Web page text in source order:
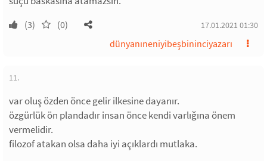
(3) (0) 17.01.2021 01:30
dünyanıneniyibeşbininciyazarı
11.
var oluş özden önce gelir ilkesine dayanır.
özgürlük ön plandadır insan önce kendi varlığına önem
vermelidir.
filozof atakan olsa daha iyi açıklardı mutlaka.